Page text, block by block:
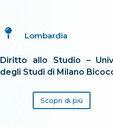
Lombardia

Diritto allo Studio –
degli Studi di Milano
Scopri di più